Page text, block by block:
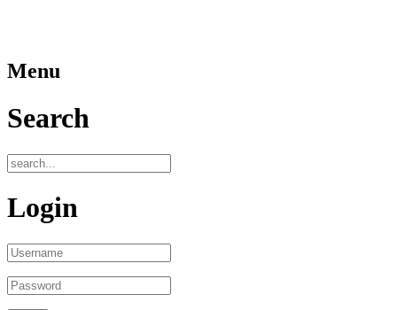
Menu
Search
Login